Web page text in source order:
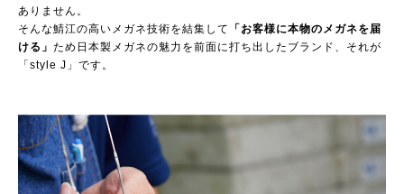
ありません。
そんな鯖江の高いメガネ技術を結集して
「お客様に本物のメガネを届
ける」 ため日本製メガネの魅力を前面に打ち出したブランド、それが
「style J」です。